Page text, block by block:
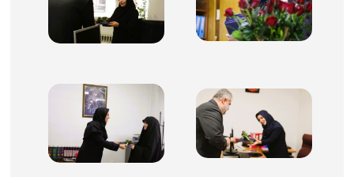
ارتباط با مدیرعامل